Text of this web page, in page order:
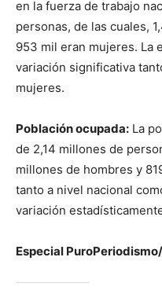
en la fuerza de trabajo
personas, de las cuales,
953 mil eran mujeres. La
variación significativa
mujeres.
Población ocupada: La
de 2,14 millones de
millones de hombres y
tanto a nivel nacional
variación
Especial PuroPeriodismo/